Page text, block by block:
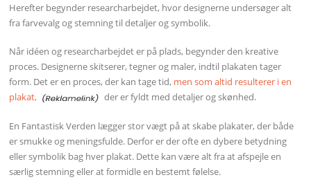
Herefter begynder researcharbejdet, hvor designerne undersøger alt
fra farvevalg og stemning til detaljer og symbolik.
Når idéen og researcharbejdet er på plads, begynder den kreative
proces. Designerne skitserer, tegner og maler, indtil plakaten tager
form. Det er en proces, der kan tage tid, men som altid resulterer i en
plakat,
der er fyldt med detaljer og skønhed.
En Fantastisk Verden lægger stor vægt på at skabe plakater, der både
er smukke og meningsfulde. Derfor er der ofte en dybere betydning
eller symbolik bag hver plakat. Dette kan være alt fra at afspejle en
særlig stemning eller at formidle en bestemt følelse.